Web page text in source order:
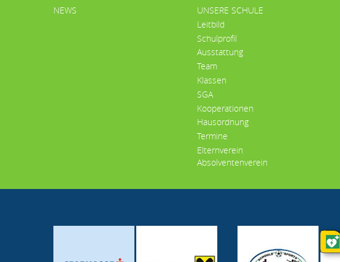
HAUPTMENÜ
NEWS
UNSERE SCHULE
Leitbild
Schulprofil
Ausstattung
Team
Klassen
SGA
Kooperationen
Hausordnung
Termine
Elternverein
Absolventenverein